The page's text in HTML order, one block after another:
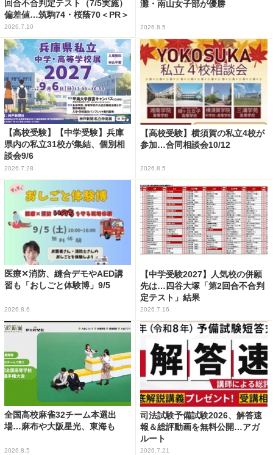
回合不合判定テスト（7/5実施）
偏差値…筑駒74・桜蔭70＜PR＞
2026.7.10
灘・南山女子部が優勝
2026.8.5
【高校受験】【中学受験】兵庫
県内の私立31校が集結、個別相
談会9/6
2026.7.28
【高校受験】横須賀の私立4校が
参加…合同相談会10/12
2026.8.5
医療✕消防、縫合デモやAED講
習も「おしごと体験博」9/5
2026.8.6
【中学受験2027】人気校の併願
先は…四谷大塚「第2回合不合判
定テスト」結果
2026.7.16
全国高校麻雀32チーム本選出
場…麻布や大阪星光、東海も
2026.8.5
司法試験予備試験2026、解答速
報＆総評動画を無料公開…アガ
ルート
2026.7.21